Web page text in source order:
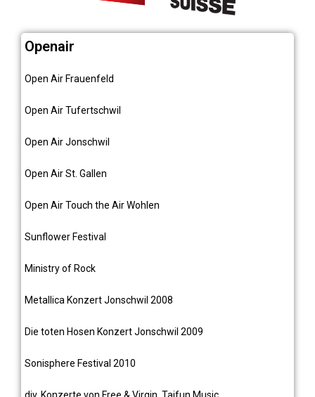
Openair
Open Air Frauenfeld
Open Air Tufertschwil
Open Air Jonschwil
Open Air St. Gallen
Open Air Touch the Air Wohlen
Sunflower Festival
Ministry of Rock
Metallica Konzert Jonschwil 2008
Die toten Hosen Konzert Jonschwil 2009
Sonisphere Festival 2010